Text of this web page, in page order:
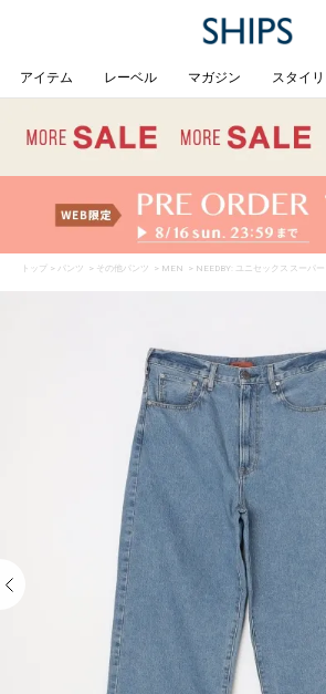
アイテム レーベル マガジン スタイ
トップ > パンツ > その他パンツ > MEN > NEEDBY: ユニセックス スーパ